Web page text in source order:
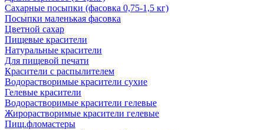
Сахарные посыпки (фасовка 0,75-1,5 кг)
Посыпки маленькая фасовка
Цветной сахар
Пищевые красители
Натуральные красители
Для пищевой печати
Красители с распылителем
Водорастворимые красители сухие
Гелевые красители
Водорастворимые красители гелевые
Жирорастворимые красители гелевые
Пищ.фломастеры